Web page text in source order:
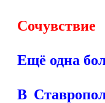
Сочувствие
Ещё одна
В